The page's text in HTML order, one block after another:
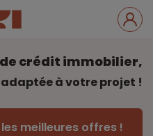
crédit immobilier,
à votre projet !
meilleures offres !